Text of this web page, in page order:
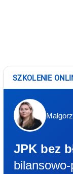
SZKOLENIE
JPK bez